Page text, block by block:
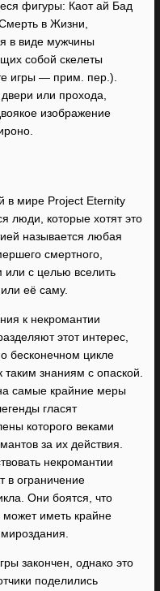
фигуры: Каот ай Бад
в Жизни,
в виде мужчины
собой скелеты
игры — прим. пер.).
или прохода,
изображение
в мире Project Eternity
люди, которые хотят это
называется любая
смертного,
с целью вселить
её саму.
к некромантии
этот интерес,
бесконечном цикле
таким знаниям с опаской.
самые крайние меры
гласят
которого веками
за их действия.
некромантии
в ограничение
Они боятся, что
может иметь крайне
закончен, однако это
поделились